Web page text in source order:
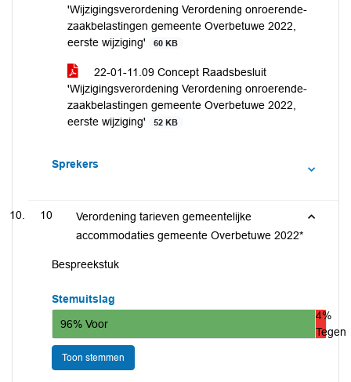
'Wijzigingsverordening Verordening onroerende-
zaakbelastingen gemeente Overbetuwe 2022,
eerste wijziging'
60 KB
22-01-11.09 Concept Raadsbesluit
'Wijzigingsverordening Verordening onroerende-
zaakbelastingen gemeente Overbetuwe 2022,
eerste wijziging'
52 KB
Sprekers
10
Verordening tarieven gemeentelijke
accommodaties gemeente Overbetuwe 2022*
Bespreekstuk
Stemuitslag
96% Voor
4%
Tegen
Toon stemmen